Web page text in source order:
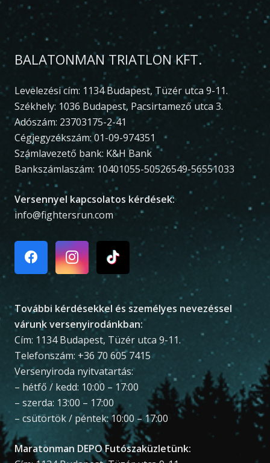
BALATONMAN TRIATLON KFT.
Levelezési cím: 1134 Budapest, Tüzér utca 9-11.
Székhely: 1036 Budapest, Pacsirtamező utca 3.
Adószám: 23703175-2-41
Cégjegyzékszám: 01-09-974351
Számlavezető bank: K&H Bank
Bankszámlaszám: 10401055-50526549-56551033
Versennyel kapcsolatos kérdések:
info@fightersrun.com
További kérdésekkel és személyes nevezéssel
várunk versenyirodánkban:
Cím: 1134 Budapest, Tüzér utca 9-11.
Telefonszám: +36 70 605 7415
Versenyiroda nyitvatartás:
– hétfő / kedd: 10:00 – 17:00
– szerda: 13:00 – 17:00
– csütörtök / péntek: 10:00 – 17:00
Maratonman DEPO Futószaküzletünk: